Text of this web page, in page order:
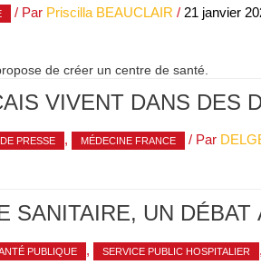
/ Par Priscilla BEAUCLAIR / 21 janvier
de créer un centre de santé.
VIVENT DANS DES
PRESSE , MÉDECINE FRANCE / Par
SANITAIRE, UN DÉBAT
PUBLIQUE , SERVICE PUBLIC HOSPITALIER ,